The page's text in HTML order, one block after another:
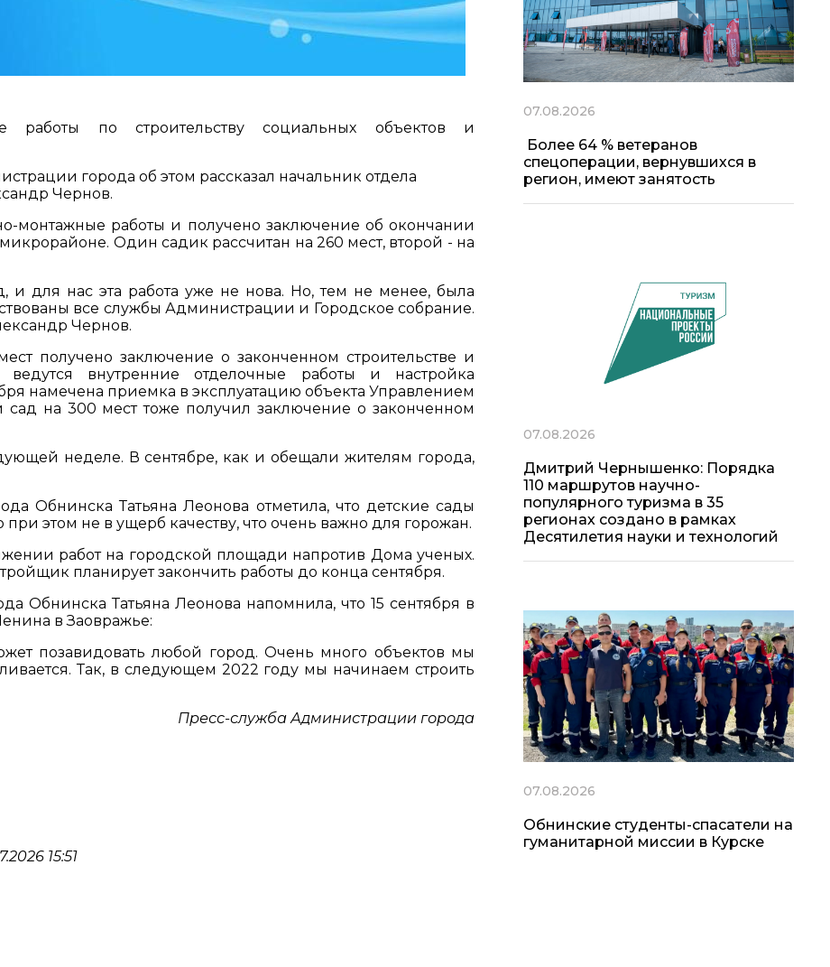
работы по строительству социальных объектов и
города об этом рассказал начальник отдела
Чернов.
монтажные работы и получено заключение об окончании
микрорайоне. Один садик рассчитан на 260 мест, второй - на
для нас эта работа уже не нова. Но, тем не менее, была
все службы Администрации и Городское собрание.
Чернов.
получено заключение о законченном строительстве и
внутренние отделочные работы и настройка
намечена приемка в эксплуатацию объекта Управлением
сад на 300 мест тоже получил заключение о законченном
неделе. В сентябре, как и обещали жителям города,
Обнинска Татьяна Леонова отметила, что детские сады
этом не в ущерб качеству, что очень важно для горожан.
работ на городской площади напротив Дома ученых.
планирует закончить работы до конца сентября.
Обнинска Татьяна Леонова напомнила, что 15 сентября в
в Заовражье:
позавидовать любой город. Очень много объектов мы
Так, в следующем 2022 году мы начинаем строить
Пресс-служба Администрации города
15:51
07.08.2026
Более 64 % ветеранов
спецоперации, вернувшихся в
регион, имеют занятость
07.08.2026
Дмитрий Чернышенко: Порядка
110 маршрутов научно-
популярного туризма в 35
регионах создано в рамках
Десятилетия науки и технологий
07.08.2026
Обнинские студенты-спасатели на
гуманитарной миссии в Курске